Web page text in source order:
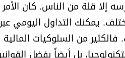
إلا قلة من الناس. كان
يمكنك التداول
من السلوكيات